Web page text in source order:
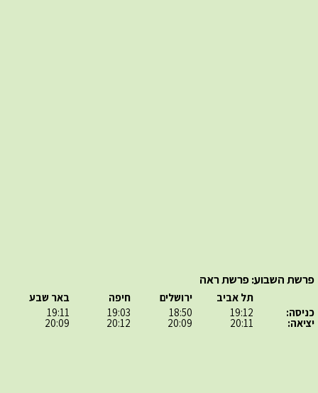
פרשת השבוע: פרשת ראה
כניסה:
יציאה:
תל אביב
19:12
20:11
ירושלים
18:50
20:09
חיפה
19:03
20:12
באר שבע
19:11
20:09